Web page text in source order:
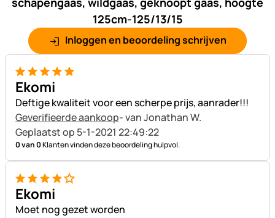
125cm-125/13/15
Inloggen en beoordeling schrijven
5 van 5
Ekomi
Deftige kwaliteit voor een scherpe prijs, aanrader!!!
Geverifieerde aankoop- van Jonathan W.
Geplaatst op 5-1-2021 22:49:22
0 van 0Klanten vinden deze beoordeling hulpvol.
4 van 5
Ekomi
Moet nog gezet worden